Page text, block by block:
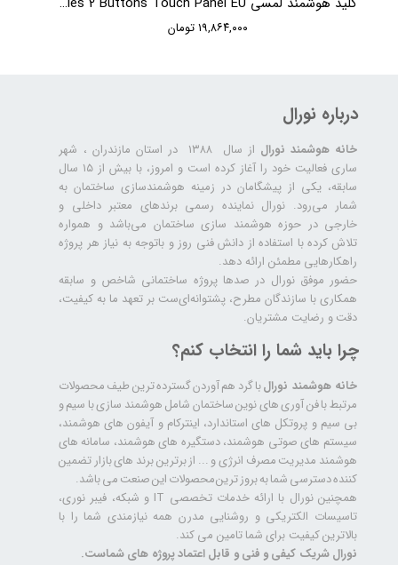
۱۹,۸۶۴,۰۰۰ تومان
درباره نورال
خانه هوشمند نورال
از سال ۱۳۸۸ در استان مازندران ، شهر
ساری فعالیت خود را آغاز کرده است و امروز، با بیش از ۱۵ سال
سابقه، یکی از پیشگامان در زمینه هوشمندسازی ساختمان به
شمار می‌رود. نورال نماینده رسمی برندهای معتبر داخلی و
خارجی در حوزه هوشمند سازی ساختمان می‌باشد و همواره
تلاش کرده با استفاده از دانش فنی روز و باتوجه به نیاز هر پروژه
راهکارهایی مطمئن ارائه دهد.
حضور موفق نورال در صدها پروژه‌ ساختمانی شاخص و سابقه
همکاری با سازندگان مطرح، پشتوانه‌ای‌ست بر تعهد ما به کیفیت،
دقت و رضایت مشتریان.
چرا باید شما را انتخاب کنم؟
خانه هوشمند نورالبا گرد هم آوردن گسترده ترین طیف محصولات
مرتبط با فن آوری های نوین ساختمان شامل هوشمند سازی با سیم و
بی سیم و پروتکل های استاندارد، اینترکام و آیفون های هوشمند،
سیستم های صوتی هوشمند، دستگیره های هوشمند، سامانه های
هوشمند مدیریت مصرف انرژی و ... از برترین برند های بازار تضمین
کننده دسترسی شما به بروز ترین محصولات این صنعت می باشد.
همچنین نورال با ارائه خدمات تخصصی IT و شبکه، فیبر نوری،
تاسیسات الکتریکی و روشنایی مدرن همه نیازمندی شما را با
بالاترین کیفیت برای شما تامین می کند.
نورال شریک کیفی و فنی و قابل اعتماد پروژه های شماست.